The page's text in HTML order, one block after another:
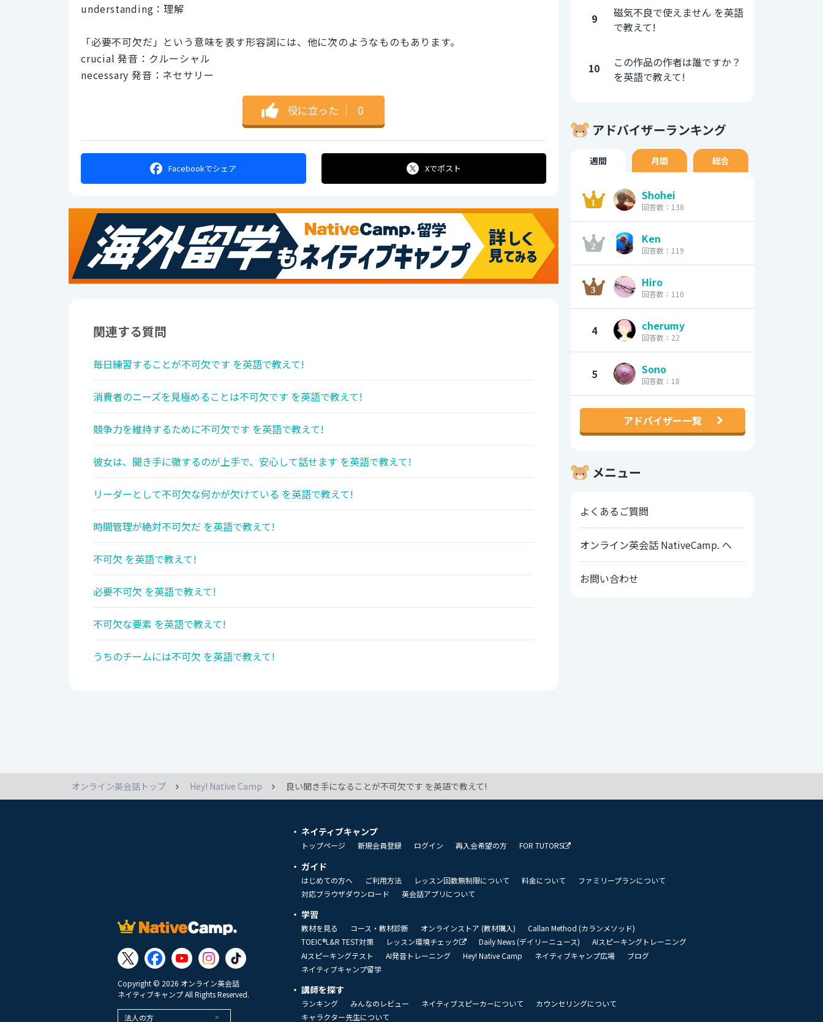
understanding：理解
「必要不可欠だ」という意味を表す形容詞には、他に次のようなものもあります。
crucial 発音：クルーシャル
necessary 発音：ネセサリー
役に立った ｜ 0
Facebookでシェア Xでポスト
関連する質問
毎日練習することが不可欠です を英語で教えて!
消費者のニーズを見極めることは不可欠です を英語で教えて!
競争力を維持するために不可欠です を英語で教えて!
彼女は、聞き手に徹するのが上手で、安心して話せます を英語で教えて!
リーダーとして不可欠な何かが欠けている を英語で教えて!
時間管理が絶対不可欠だ を英語で教えて!
不可欠 を英語で教えて!
必要不可欠 を英語で教えて!
不可欠な要素 を英語で教えて!
うちのチームには不可欠 を英語で教えて!
9
磁気不良で使えません を英語
で教えて!
10
この作品の作者は誰ですか？
を英語で教えて!
アドバイザーランキング
週間 月間 総合
Shohei
回答数：138
Ken
回答数：119
Hiro
回答数：110
4 cherumy
回答数：22
5 Sono
回答数：18
アドバイザー一覧
メニュー
よくあるご質問
オンライン英会話 NativeCamp. へ
お問い合わせ
オンライン英会話トップ Hey! Native Camp 良い聞き手になることが不可欠です を英語で教えて!
Copyright © 2026 オンライン英会話
ネイティブキャンプ All Rights Reserved.
法人の方
ネイティブキャンプ
トップページ 新規会員登録 ログイン 再入会希望の方 FOR TUTORS
ガイド
はじめての方へ ご利用方法 レッスン回数無制限について 料金について
ファミリープランについて
対応ブラウザダウンロード
英会話アプリについて
学習
教材を見る コース・教材診断 オンラインストア (教材購入)
Callan Method (カランメソッド)
TOEIC®L&R TEST対策
レッスン環境チェック Daily News (デイリーニュース)
AIスピーキングトレーニング
AIスピーキングテスト
AI発音トレーニング Hey! Native Camp ネイティブキャンプ広場
ブログ
ネイティブキャンプ留学
講師を探す
ランキング みんなのレビュー ネイティブスピーカーについて
カウンセリングについて
キャラクター先生について